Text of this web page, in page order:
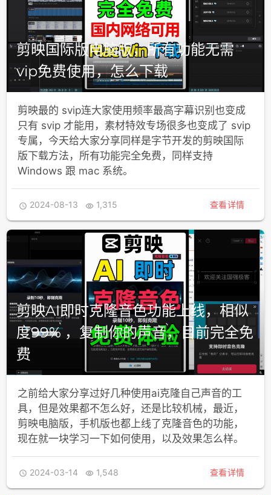
剪映国际版电脑版，所有功能无需
vip免费使用，怎么下载
剪映最的 svip连大家使用频率最高字幕识别也变成
只有 svip 才能用，素材特效专场很多也变成了 svip
专属，今天给大家分享同样是字节开发的剪映国际
版下载方法，所有功能完全免费，同样支持
Windows 跟 mac 系统。
 2024-08-13  1,315 查看详情
剪映AI即时克隆音色功能上线，相似
度99% ，复制你的声音，目前完全免
费
之前给大家分享过好几种使用ai克隆自己声音的工
具，但是效果都不怎么好，还是比较机械，最近，
剪映电脑版，手机版也都上线了克隆音色的功能，
现在就一块学习一下如何使用，以及效果怎么样。
 2024-03-14  1,548 查看详情